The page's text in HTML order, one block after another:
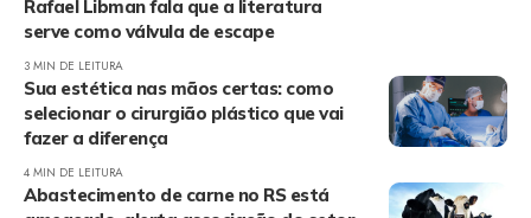
Rafael Libman fala que a literatura
serve como válvula de escape
3 MIN DE LEITURA
Sua estética nas mãos certas: como
selecionar o cirurgião plástico que vai
fazer a diferença
4 MIN DE LEITURA
Abastecimento de carne no RS está